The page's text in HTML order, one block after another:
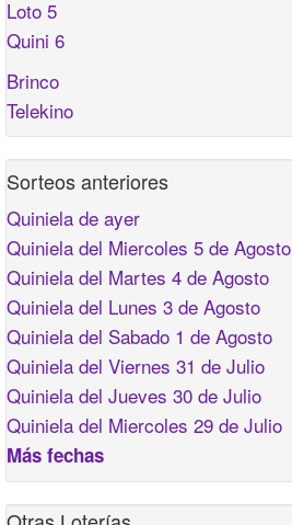
Loto 5
Quini 6
Brinco
Telekino
Sorteos anteriores
Quiniela de ayer
Quiniela del Miercoles 5 de Agosto
Quiniela del Martes 4 de Agosto
Quiniela del Lunes 3 de Agosto
Quiniela del Sabado 1 de Agosto
Quiniela del Viernes 31 de Julio
Quiniela del Jueves 30 de Julio
Quiniela del Miercoles 29 de Julio
Más fechas